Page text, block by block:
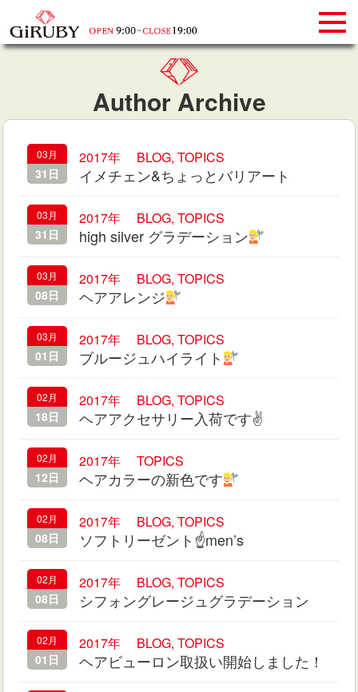
Author Archive
03月
31日
2017年 BLOG, TOPICS
イメチェン&ちょっとバリアート
03月
31日
2017年 BLOG, TOPICS
high silver グラデーション
03月
08日
2017年 BLOG, TOPICS
ヘアアレンジ
03月
01日
2017年 BLOG, TOPICS
ブルージュハイライト
02月
18日
2017年 BLOG, TOPICS
ヘアアクセサリー入荷です✌️
02月
12日
2017年 TOPICS
ヘアカラーの新色です
02月
08日
2017年 BLOG, TOPICS
ソフトリーゼント☝️️men’s
02月
08日
2017年 BLOG, TOPICS
シフォングレージュグラデーション
02月
01日
2017年 BLOG, TOPICS
ヘアビューロン取扱い開始しました！